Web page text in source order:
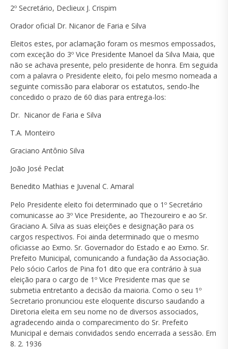
2º Secretário, Declieux J. Crispim
Orador oficial Dr. Nicanor de Faria e Silva
Eleitos estes, por aclamação foram os mesmos empossados,
com exceção do 3º Vice Presidente Manoel da Silva Maia, que
não se achava presente, pelo presidente de honra. Em seguida
com a palavra o Presidente eleito, foi pelo mesmo nomeada a
seguinte comissão para elaborar os estatutos, sendo-lhe
concedido o prazo de 60 dias para entrega-los:
Dr. Nicanor de Faria e Silva
T.A. Monteiro
Graciano Antônio Silva
João José Peclat
Benedito Mathias e Juvenal C. Amaral
Pelo Presidente eleito foi determinado que o 1º Secretário
comunicasse ao 3º Vice Presidente, ao Thezoureiro e ao Sr.
Graciano A. Silva as suas eleições e designação para os
cargos respectivos. Foi ainda determinado que o mesmo
oficiasse ao Exmo. Sr. Governador do Estado e ao Exmo. Sr.
Prefeito Municipal, comunicando a fundação da Associação.
Pelo sócio Carlos de Pina fo1 dito que era contrário à sua
eleição para o cargo de 1º Vice Presidente mas que se
submetia entretanto a decisão da maioria. Como o seu 1º
Secretario pronunciou este eloquente discurso saudando a
Diretoria eleita em seu nome no de diversos associados,
agradecendo ainda o comparecimento do Sr. Prefeito
Municipal e demais convidados sendo encerrada a sessão. Em
8. 2. 1936